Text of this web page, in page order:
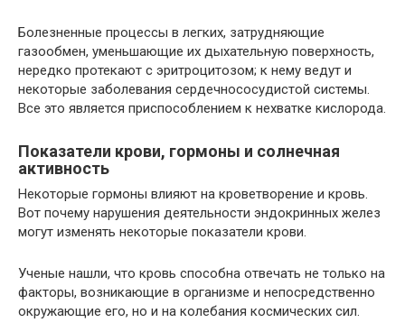
Болезненные процессы в легких, затрудняющие
газообмен, уменьшающие их дыхательную поверхность,
нередко протекают с эритроцитозом; к нему ведут и
некоторые заболевания сердечнососудистой системы.
Все это является приспособлением к нехватке кислорода.
Показатели крови, гормоны и солнечная
активность
Некоторые гормоны влияют на кроветворение и кровь.
Вот почему нарушения деятельности эндокринных желез
могут изменять некоторые показатели крови.
Ученые нашли, что кровь способна отвечать не только на
факторы, возникающие в организме и непосредственно
окружающие его, но и на колебания космических сил.